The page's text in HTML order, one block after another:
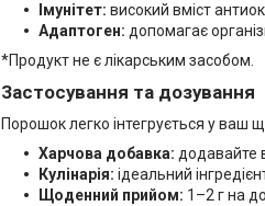
Імунітет: високий вміст
Адаптоген: допомагає
*Продукт не є лікарським засобом.
Застосування та дозування
Порошок легко інтегрується у ваш
Харчова добавка: додавайте
Кулінарія: ідеальний
Щоденний прийом: 1–2 г на